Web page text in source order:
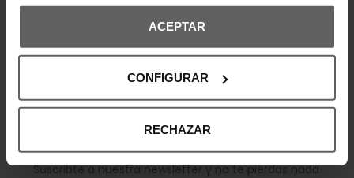
ACEPTAR
CONFIGURAR
RECHAZAR
OPINIONES DE CLIENTES
¡Entérate de todas las novedades y
Suscribte a nuestra newsletter y no te pierdas nada.